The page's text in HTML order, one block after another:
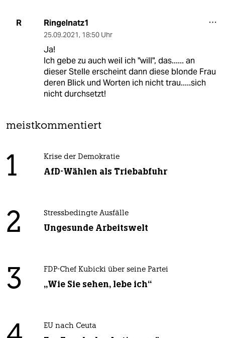
R Ringelnatz1
25.09.2021, 18:50 Uhr
Ja!
Ich gebe zu auch weil ich "will", das...... an
dieser Stelle erscheint dann diese blonde Frau
deren Blick und Worten ich nicht trau.....sich
nicht durchsetzt!
meistkommentiert
1 Krise der Demokratie
AfD-Wählen als Triebabfuhr
2 Stressbedingte Ausfälle
Ungesunde Arbeitswelt
3 FDP-Chef Kubicki über seine Partei
„Wie Sie sehen, lebe ich“
EU nach Ceuta